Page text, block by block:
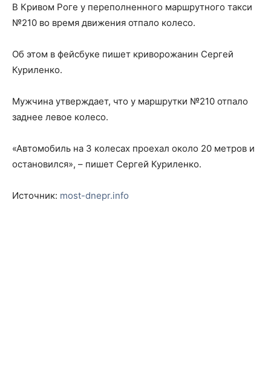
В Кривом Роге у переполненного маршрутного такси
№210 во время движения отпало колесо.
Об этом в фейсбуке пишет криворожанин Сергей
Куриленко.
Мужчина утверждает, что у маршрутки №210 отпало
заднее левое колесо.
«Автомобиль на 3 колесах проехал около 20 метров и
остановился», – пишет Сергей Куриленко.
Источник: most-dnepr.info